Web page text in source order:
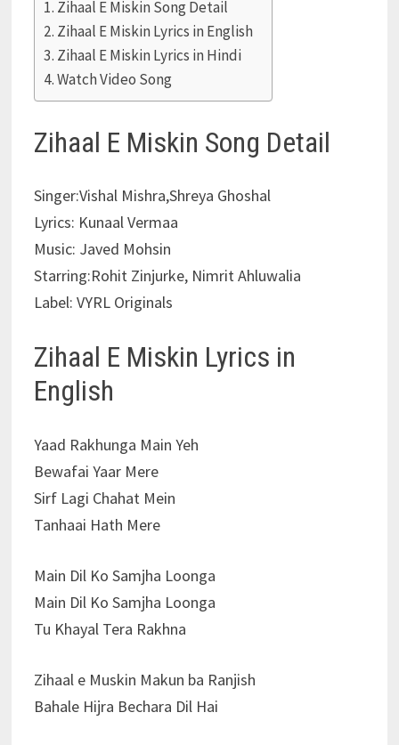
Zihaal E Miskin Song Detail
Zihaal E Miskin Lyrics in English
Zihaal E Miskin Lyrics in Hindi
Watch Video Song
Zihaal E Miskin Song Detail
Singer:Vishal Mishra,Shreya Ghoshal
Lyrics: Kunaal Vermaa
Music: Javed Mohsin
Starring:Rohit Zinjurke, Nimrit Ahluwalia
Label: VYRL Originals
Zihaal E Miskin Lyrics in
English
Yaad Rakhunga Main Yeh
Bewafai Yaar Mere
Sirf Lagi Chahat Mein
Tanhaai Hath Mere
Main Dil Ko Samjha Loonga
Main Dil Ko Samjha Loonga
Tu Khayal Tera Rakhna
Zihaal e Muskin Makun ba Ranjish
Bahale Hijra Bechara Dil Hai